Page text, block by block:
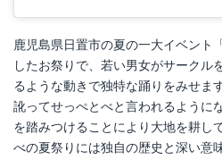
鹿児島県日置市の夏の一大イベント
したお祭りで、若い男女がサークル
るような動きで独特な踊りをみせま
訛ってせっぺとべと言われるように
を踏みつけることにより大地を耕し
べの夏祭りには独自の歴史と深い意